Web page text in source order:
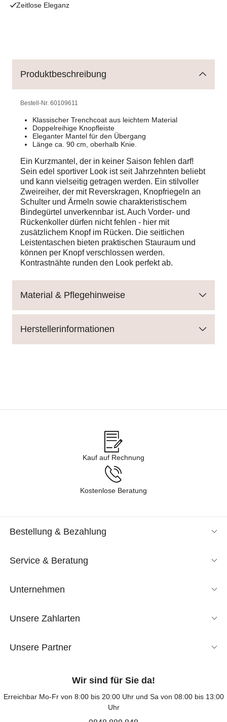
Zeitlose Eleganz
Produktbeschreibung
Bestell-Nr. 60109611
Klassischer Trenchcoat aus leichtem Material
Doppelreihige Knopfleiste
Eleganter Mantel für den Übergang
Länge ca. 90 cm, oberhalb Knie.
Ein Kurzmantel, der in keiner Saison fehlen darf!
Sein edel sportiver Look ist seit Jahrzehnten beliebt
und kann vielseitig getragen werden. Ein stilvoller
Zweireiher, der mit Reverskragen, Knopfriegeln an
Schulter und Ärmeln sowie charakteristischem
Bindegürtel unverkennbar ist. Auch Vorder- und
Rückenkoller dürfen nicht fehlen - hier mit
zusätzlichem Knopf im Rücken. Die seitlichen
Leistentaschen bieten praktischen Stauraum und
können per Knopf verschlossen werden.
Kontrastnähte runden den Look perfekt ab.
Material & Pflegehinweise
Herstellerinformationen
Kauf auf Rechnung
Kostenlose Beratung
Bestellung & Bezahlung
Service & Beratung
Unternehmen
Unsere Zahlarten
Unsere Partner
Wir sind für Sie da!
Erreichbar Mo-Fr von 8:00 bis 20:00 Uhr und Sa von 08:00 bis 13:00
Uhr